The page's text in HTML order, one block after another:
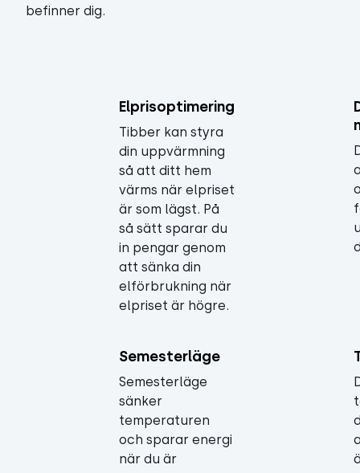
befinner dig.
Elprisoptimering
Tibber kan styra
din uppvärmning
så att ditt hem
värms när elpriset
är som lägst. På
så sätt sparar du
in pengar genom
att sänka din
elförbrukning när
elpriset är högre.
Semesterläge
Semesterläge
sänker
temperaturen
och sparar energi
när du är